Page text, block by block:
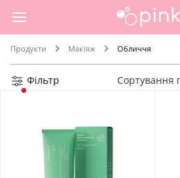
Продукти Макіяж Обличчя
Фільтр Сортування